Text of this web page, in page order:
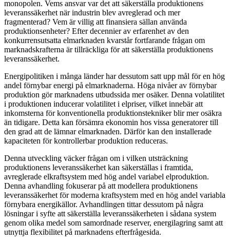
monopolen. Vems ansvar var det att säkerställa produktionens
leveranssäkerhet när industrin blev avreglerad och mer
fragmenterad? Vem är villig att finansiera sällan använda
produktionsenheter? Efter decennier av erfarenhet av den
konkurrensutsatta elmarknaden kvarstår fortfarande frågan om
marknadskrafterna är tillräckliga för att säkerställa produktionens
leveranssäkerhet.
Energipolitiken i många länder har dessutom satt upp mål för en hög
andel förnybar energi på elmarknaderna. Höga nivåer av förnybar
produktion gör marknadens utbudssida mer osäker. Denna volatilitet
i produktionen inducerar volatilitet i elpriser, vilket innebär att
inkomsterna för konventionella produktionstekniker blir mer osäkra
än tidigare. Detta kan försämra ekonomin hos vissa generatorer till
den grad att de lämnar elmarknaden. Därför kan den installerade
kapaciteten för kontrollerbar produktion reduceras.
Denna utveckling väcker frågan om i vilken utsträckning
produktionens leveranssäkerhet kan säkerställas i framtida,
avreglerade elkraftsystem med hög andel variabel elproduktion.
Denna avhandling fokuserar på att modellera produktionens
leveranssäkerhet för moderna kraftsystem med en hög andel variabla
förnybara energikällor. Avhandlingen tittar dessutom på några
lösningar i syfte att säkerställa leveranssäkerheten i sådana system
genom olika medel som samordnade reserver, energilagring samt att
utnyttja flexibilitet på marknadens efterfrågesida.